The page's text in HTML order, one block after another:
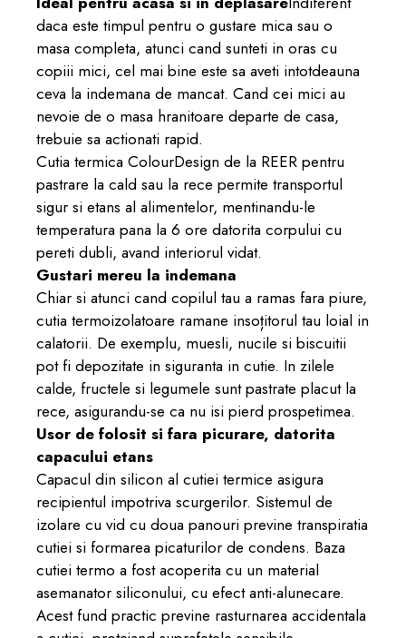
daca este timpul pentru o gustare mica sau o
masa completa, atunci cand sunteti in oras cu
copiii mici, cel mai bine este sa aveti intotdeauna
ceva la indemana de mancat. Cand cei mici au
nevoie de o masa hranitoare departe de casa,
trebuie sa actionati rapid.
Cutia termica ColourDesign de la REER pentru
pastrare la cald sau la rece permite transportul
sigur si etans al alimentelor, mentinandu-le
temperatura pana la 6 ore datorita corpului cu
pereti dubli, avand interiorul vidat.
Gustari mereu la indemana
Chiar si atunci cand copilul tau a ramas fara piure,
cutia termoizolatoare ramane insoțitorul tau loial in
calatorii. De exemplu, muesli, nucile si biscuitii
pot fi depozitate in siguranta in cutie. In zilele
calde, fructele si legumele sunt pastrate placut la
rece, asigurandu-se ca nu isi pierd prospetimea.
Usor de folosit si fara picurare, datorita
capacului etans
Capacul din silicon al cutiei termice asigura
recipientul impotriva scurgerilor. Sistemul de
izolare cu vid cu doua panouri previne transpiratia
cutiei si formarea picaturilor de condens. Baza
cutiei termo a fost acoperita cu un material
asemanator siliconului, cu efect anti-alunecare.
Acest fund practic previne rasturnarea accidentala